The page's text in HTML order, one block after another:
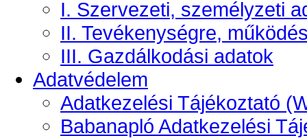
I. Szervezeti, személyzeti
II. Tevékenységre,
III. Gazdálkodási adatok
Adatvédelem
Adatkezelési Tájékoztató
Babanapló Adatkezelési